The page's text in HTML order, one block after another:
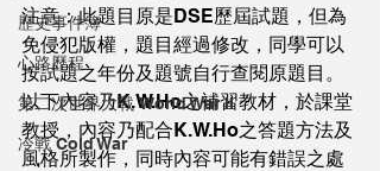
歷史事件簿
心路歷程
第二次世界大戰 World War II
冷戰 Cold War
注意：此題目原是DSE歷屆試題，但為
免侵犯版權，題目經過修改，同學可以
按試題之年份及題號自行查閱原題目。
以下內容乃K.W.Ho之補習教材，於課堂
教授，內容乃配合K.W.Ho之答題方法及
風格所製作，同時內容可能有錯誤之處